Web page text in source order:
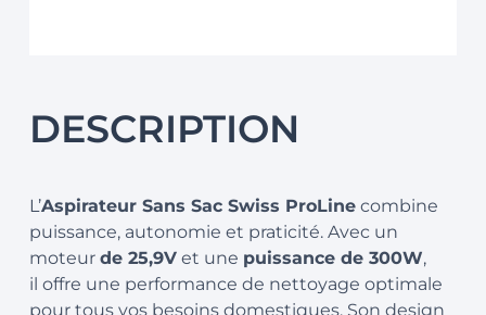
DESCRIPTION
L’Aspirateur Sans Sac Swiss ProLinecombine
puissance, autonomie et praticité. Avec un
moteur de 25,9Vet une puissance de 300W,
il offre une performance de nettoyage optimale
pour tous vos besoins domestiques. Son design